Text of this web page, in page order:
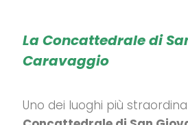
La Concattedrale di
Caravaggio
Uno dei luoghi più